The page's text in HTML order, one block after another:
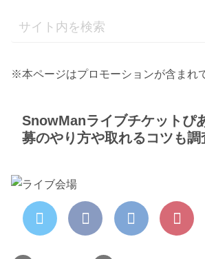
※本ページはプロモーションが含まれ
SnowManライブチケットぴ
募のやり方や取れるコツも調